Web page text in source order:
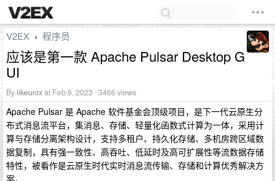
V2EX › 程序员
应该是第一款 Apache Pulsar Desktop G
UI
By likeunixat Feb 6, 2023 · 3466 views
Apache Pulsar 是 Apache 软件基金会顶级项目，是下一代云原生分
布式消息流平台，集消息、存储、轻量化函数式计算为一体，采用计
算与存储分离架构设计，支持多租户、持久化存储、多机房跨区域数
据复制，具有强一致性、高吞吐、低延时及高可扩展性等流数据存储
特性，被看作是云原生时代实时消息流传输、存储和计算优秀解决方
案。